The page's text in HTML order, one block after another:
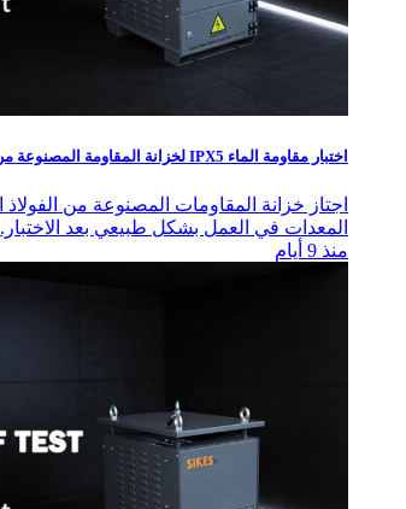
اختبار مقاومة الماء IPX5 لخزانة المقاومة المصنوعة من الفولاذ المقاوم للصدأ
المعدات في العمل بشكل طبيعي بعد الاختبار.
منذ 9 أيام